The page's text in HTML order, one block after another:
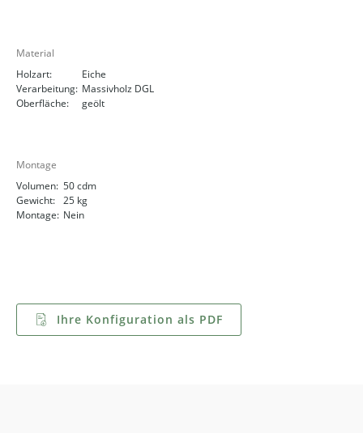
Material
Holzart:
Eiche
Verarbeitung: Massivholz DGL
Oberfläche:
geölt
Montage
Volumen: 50 cdm
Gewicht: 25 kg
Montage: Nein
Ihre Konfiguration als PDF